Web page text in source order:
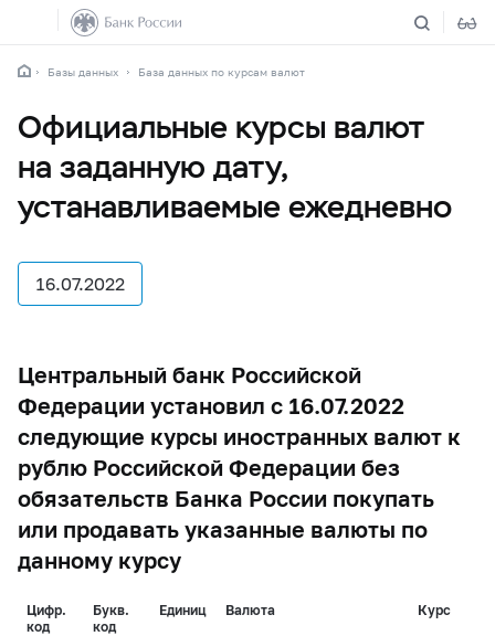
Базы данных База данных по курсам валют
Официальные курсы валют
на заданную дату,
устанавливаемые ежедневно
16.07.2022
Центральный банк Российской
Федерации установил с 16.07.2022
следующие курсы иностранных валют к
рублю Российской Федерации без
обязательств Банка России покупать
или продавать указанные валюты по
данному курсу
Цифр.
код
Букв.
код
Единиц Валюта Курс